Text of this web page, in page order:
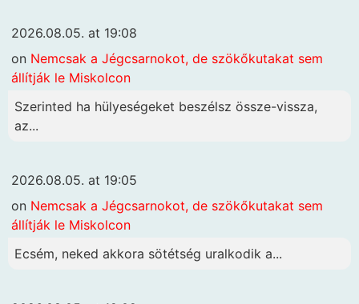
2026.08.05. at 19:08
on Nemcsak a Jégcsarnokot, de szökőkutakat sem
állítják le Miskolcon
Szerinted ha hülyeségeket beszélsz össze-vissza,
az...
2026.08.05. at 19:05
on Nemcsak a Jégcsarnokot, de szökőkutakat sem
állítják le Miskolcon
Ecsém, neked akkora sötétség uralkodik a...